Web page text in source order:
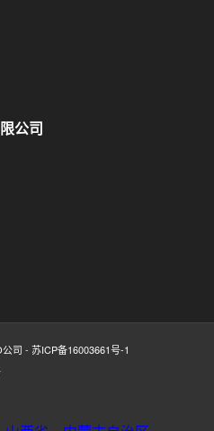
公司
司 - 苏ICP备16003661号-1